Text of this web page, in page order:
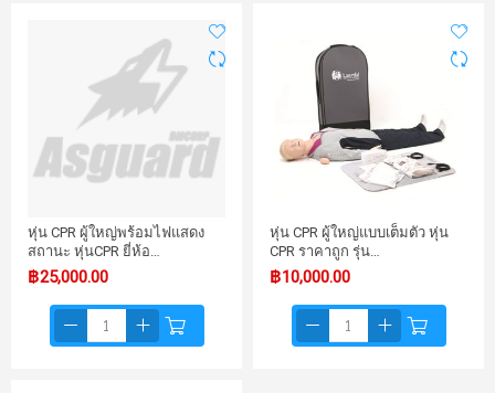
หุ่น CPR ผู้ใหญ่พร้อมไฟแสดง
สถานะ หุ่นCPR ยี่ห้อ…
฿25,000.00
หุ่น CPR ผู้ใหญ่แบบเต็มตัว หุ่น
CPR ราคาถูก รุ่น…
฿10,000.00